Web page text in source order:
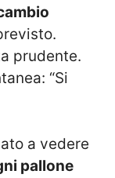
prudente.
“Si
a vedere
pallone